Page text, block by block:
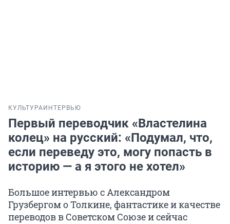
КУЛЬТУРА ИНТЕРВЬЮ
Первый переводчик «Властелина
колец» на русский: «Подумал, что,
если переведу это, могу попасть в
историю — а я этого не хотел»
Большое интервью с Александром
Грузбергом о Толкине, фантастике и качестве
переводов в Советском Союзе и сейчас